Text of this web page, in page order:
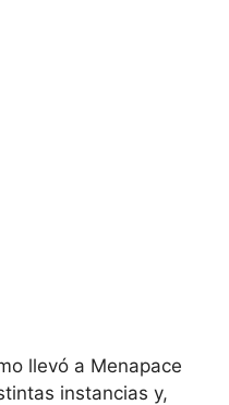
llevó a Menapace
instancias y,